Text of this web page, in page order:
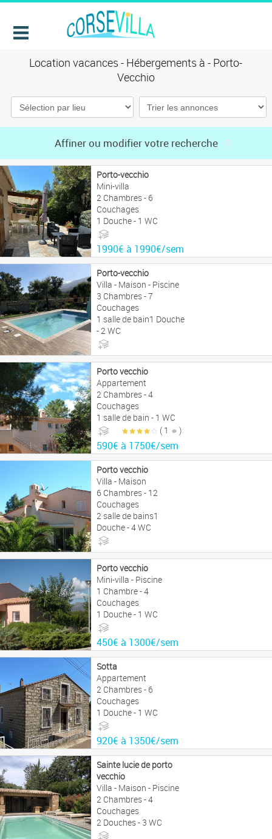
Location vacances - Hébergements à - Porto-
Vecchio
Affiner ou modifier votre recherche
Porto-vecchio
Mini-villa
2 Chambres - 6
Couchages
1 Douche - 1 WC
1990€ à 1990€/sem
Porto-vecchio
Villa - Maison - Piscine
3 Chambres - 7
Couchages
1 salle de bain1 Douche
- 2 WC
1890€ à 3290€/sem
Porto vecchio
Appartement
2 Chambres - 4
Couchages
1 salle de bain - 1 WC
( 1
)
590€ à 1750€/sem
Porto vecchio
Villa - Maison
6 Chambres - 12
Couchages
2 salle de bains1
Douche - 4 WC
1721€ à 5107€/sem
Porto vecchio
Mini-villa - Piscine
1 Chambre - 4
Couchages
1 Douche - 1 WC
450€ à 1300€/sem
Sotta
Appartement
2 Chambres - 6
Couchages
1 Douche - 1 WC
920€ à 1350€/sem
Sainte lucie de porto
vecchio
Villa - Maison - Piscine
2 Chambres - 4
Couchages
2 Douches - 3 WC